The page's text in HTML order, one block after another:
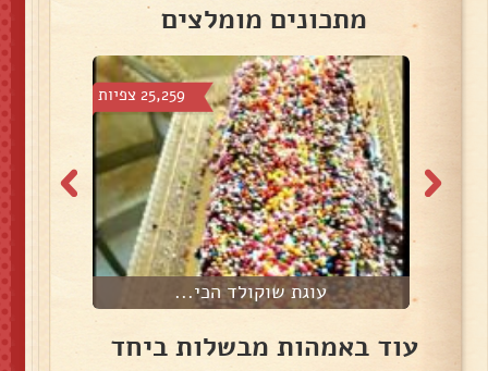
מתכונים מומלצים
25,259 צפיות
עוגת שוקולד הכי...
עוד באמהות מבשלות ביחד